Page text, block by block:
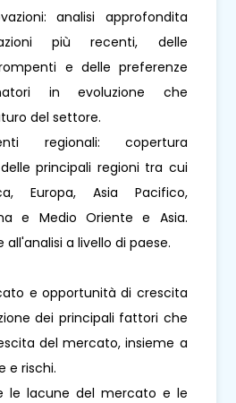
analisi approfondita
più recenti, delle
e delle preferenze
in evoluzione che
del settore.
regionali: copertura
principali regioni tra cui
Europa, Asia Pacifico,
e Medio Oriente e Asia.
all'analisi a livello di paese.
e opportunità di crescita
dei principali fattori che
del mercato, insieme a
e rischi.
le lacune del mercato e le